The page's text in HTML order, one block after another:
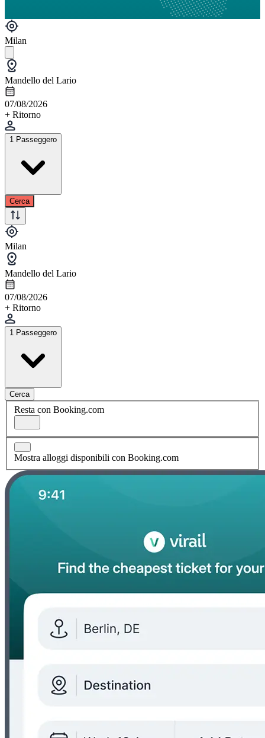
Milan
Mandello del Lario
07/08/2026
+ Ritorno
1 Passeggero
Cerca
Milan
Mandello del Lario
07/08/2026
+ Ritorno
1 Passeggero
Cerca
Resta con Booking.com
Mostra alloggi disponibili con Booking.com